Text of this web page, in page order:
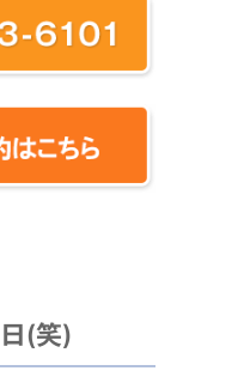
(笑)